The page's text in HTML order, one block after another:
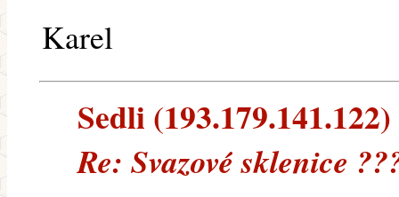
Karel
Sedli
Re: Svazové sklenice